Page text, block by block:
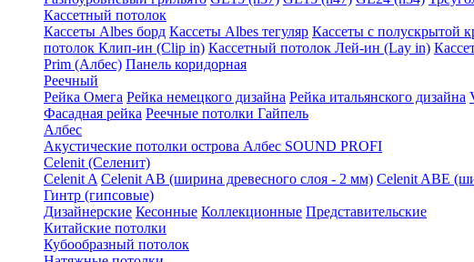
Кассетный потолок
Кассеты Albes борд Кассеты Albes тегуляр Кассеты с полускрытой
потолок Клип-ин (Clip in) Кассетный потолок Лей-ин (Lay in)
Prim (Албес) Панель коридорная
Реечный
Рейка Омега Рейка немецкого дизайна Рейка итальянского дизайна
Фасадная рейка Реечные потолки Гайпель
Албес
Акустические потолки острова Албес SOUND PROFI
Celenit (Селенит)
Celenit A Celenit AB (ширина древесного слоя - 2 мм) Celenit ABE
Гинтр (гипсовые)
Дизайнерские Кесонные Коллекционные Представительские
Китайские потолки
Кубообразный потолок